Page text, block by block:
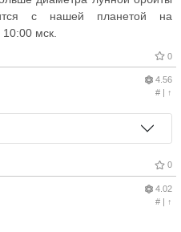
с нашей планетой на
мск.
0
4.56
#| ↑
0
4.02
#| ↑